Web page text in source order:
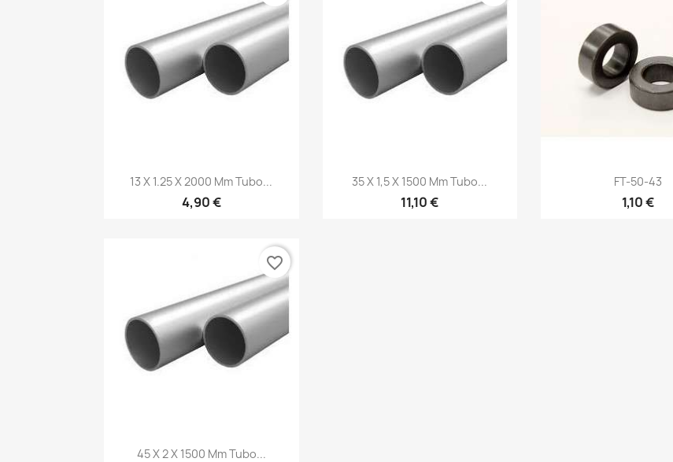
Vista rápida
13 X 1.25 X 2000 Mm Tubo...
4,90 €
Vista rápida
35 X 1,5 X 1500 Mm Tubo...
11,10 €
Vista
FT-50-43
1,10 €
Vista rápida
45 X 2 X 1500 Mm Tubo...
favorite_border